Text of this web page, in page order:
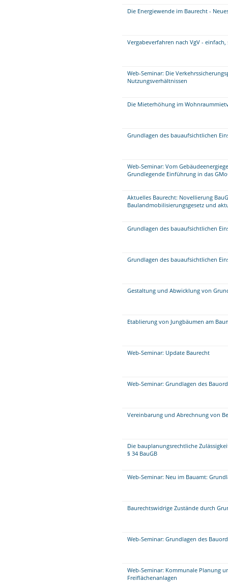
Die Energiewende im Baurecht -
Vergabeverfahren nach VgV -
Web-Seminar: Die
Nutzungsverhältnissen
Die Mieterhöhung im
Grundlagen des bauaufsichtlichen
Web-Seminar: Vom
Grundlegende Einführung in das
Aktuelles Baurecht: Novellierung
Baulandmobilisierungsgesetz und
Grundlagen des bauaufsichtlichen
Grundlagen des bauaufsichtlichen
Gestaltung und Abwicklung von
Etablierung von Jungbäumen am
Web-Seminar: Update Baurecht
Web-Seminar: Grundlagen des
Vereinbarung und Abrechnung von
Die bauplanungsrechtliche
§ 34 BauGB
Web-Seminar: Neu im Bauamt:
Baurechtswidrige Zustände durch
Web-Seminar: Grundlagen des
Web-Seminar: Kommunale Planung
Freiflächenanlagen